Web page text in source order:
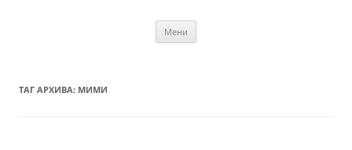
Мени
ТАГ АРХИВА: МИМИ